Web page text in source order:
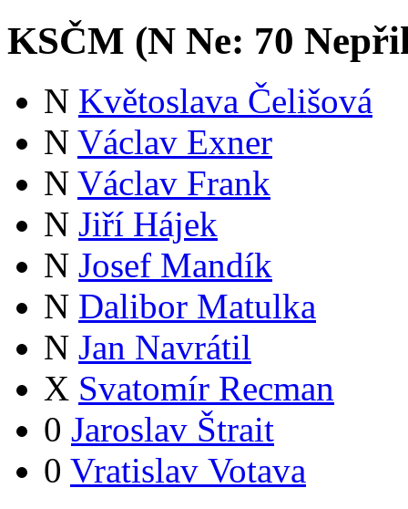
KSČM (N Ne: 70
N Květoslava Čelišová
N Václav Exner
N Václav Frank
N Jiří Hájek
N Josef Mandík
N Dalibor Matulka
N Jan Navrátil
X Svatomír Recman
0 Jaroslav Štrait
0 Vratislav Votava